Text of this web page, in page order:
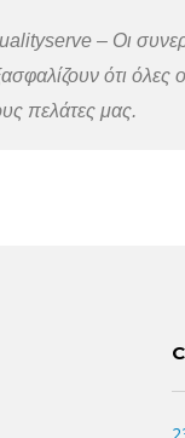
– Οι
ότι
πελάτες μας.